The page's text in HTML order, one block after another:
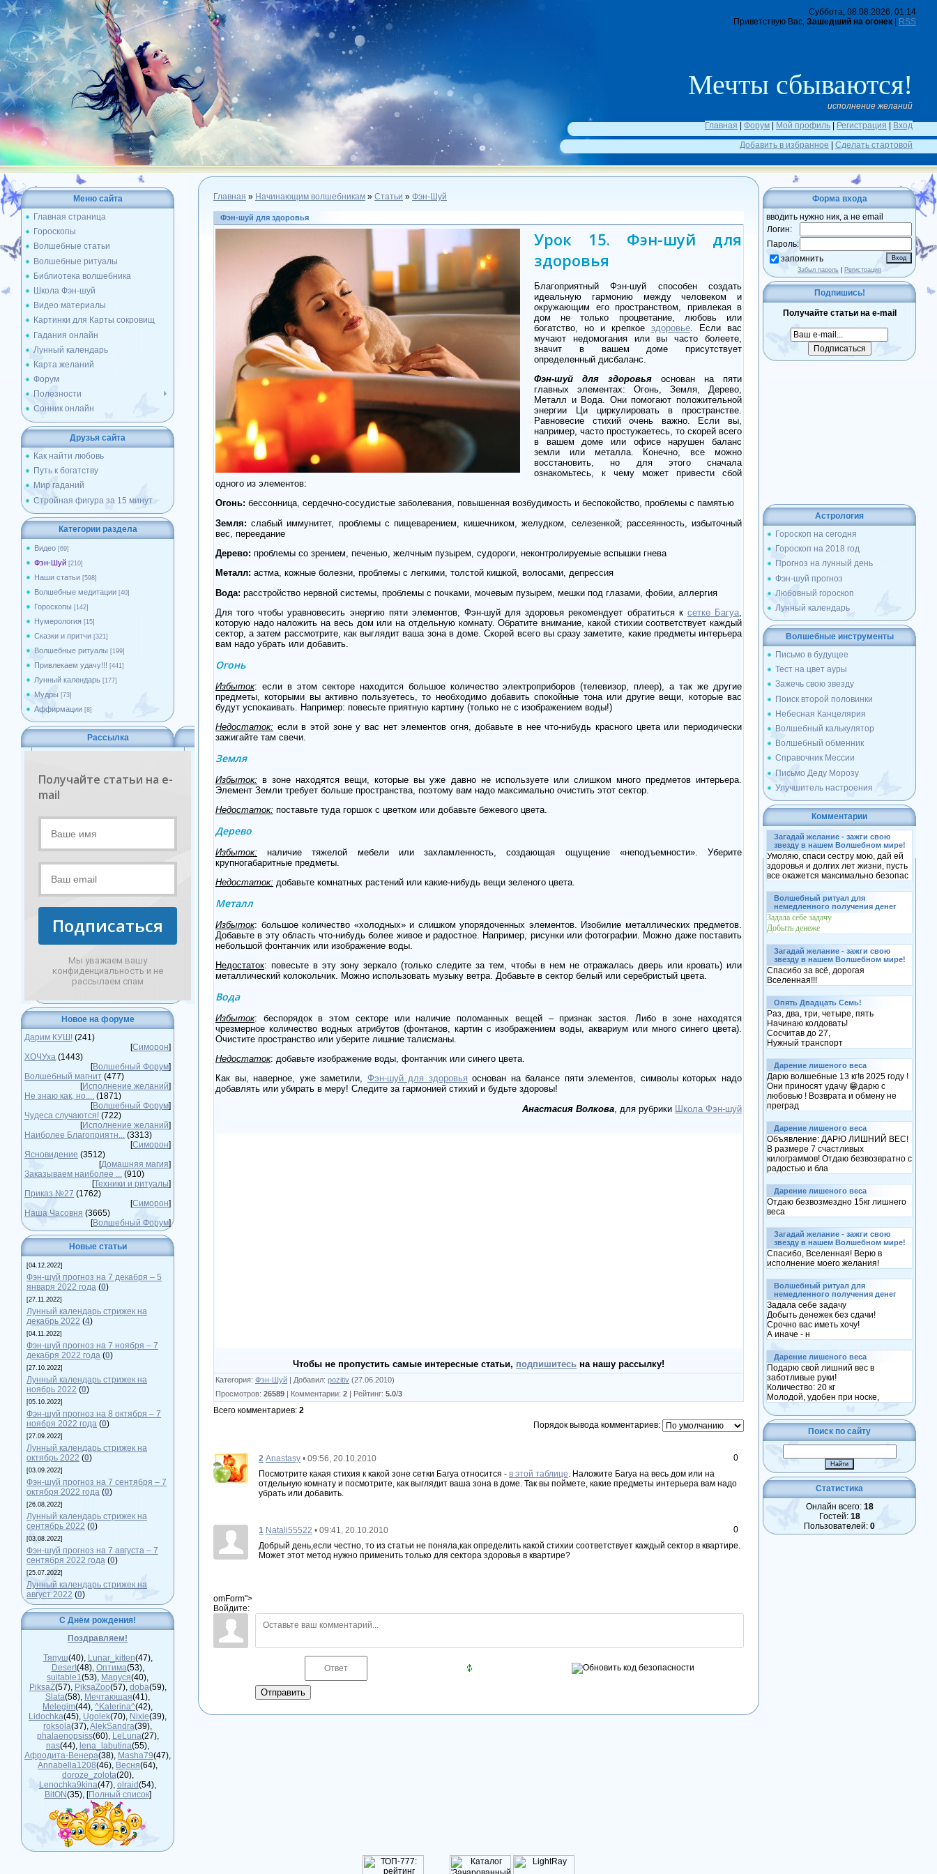
Суббота, 08.08.2026, 01:14
Приветствую Вас, Зашедший на огонек RSS
Мечты сбываются!
исполнение желаний
Главная
Форум Мой профиль Регистрация
Вход
Добавить в избранное
Сделать стартовой
Меню сайта
Главная страница
Гороскопы
Волшебные статьи
Волшебные ритуалы
Библиотека волшебника
Школа Фэн-шуй
Видео материалы
Картинки для Карты сокровищ
Гадания онлайн
Лунный календарь
Карта желаний
Форум
Полезности
Сонник онлайн
Друзья сайта
Как найти любовь
Путь к богатству
Мир гаданий
Стройная фигура за 15 минут
Категории раздела
Видео [69]
Фэн-Шуй [210]
Наши статьи [598]
Волшебные медитации [40]
Гороскопы [142]
Нумерология [15]
Сказки и притчи [321]
Волшебные ритуалы [199]
Привлекаем удачу!!! [441]
Лунный календарь [177]
Мудры [73]
Аффирмации [8]
Рассылка
Получайте статьи на e-
mail
Подписаться
Мы уважаем вашу
конфиденциальность и не
рассылаем спам
Новое на форуме
Дарим КУШ! (241)
[Симорон]
ХОЧУха (1443)
[Волшебный Форум]
Волшебный магнит (477)
[Исполнение желаний]
Не знаю как, но.... (1871)
[Волшебный Форум]
Чудеса случаются! (722)
[Исполнение желаний]
Наиболее Благоприятн... (3313)
[Симорон]
Ясновидение (3512)
[Домашняя магия]
Заказываем наиболее ... (910)
[Техники и ритуалы]
Приказ №27 (1762)
[Симорон]
Наша Часовня (3665)
[Волшебный Форум]
Новые статьи
[04.12.2022]
Фэн-шуй прогноз на 7 декабря – 5
января 2022 года (0)
[27.11.2022]
Лунный календарь стрижек на
декабрь 2022 (4)
[04.11.2022]
Фэн-шуй прогноз на 7 ноября – 7
декабря 2022 года (0)
[27.10.2022]
Лунный календарь стрижек на
ноябрь 2022 (0)
[05.10.2022]
Фэн-шуй прогноз на 8 октября – 7
ноября 2022 года (0)
[27.09.2022]
Лунный календарь стрижек на
октябрь 2022 (0)
[03.09.2022]
Фэн-шуй прогноз на 7 сентября – 7
октября 2022 года (0)
[26.08.2022]
Лунный календарь стрижек на
сентябрь 2022 (0)
[03.08.2022]
Фэн-шуй прогноз на 7 августа – 7
сентября 2022 года (0)
[25.07.2022]
Лунный календарь стрижек на
август 2022 (0)
С Днём рождения!
Поздравляем!
Тяпуш(40), Lunar_kitten(47),
Desert(48), Оптима(53),
suitable1(53), Маруся(40),
PiksaZ(57), PiksaZoo(57), doba(59),
Slata(58), Мечтающая(41),
Melegim(44), ^Katerina^(42),
Lidochka(45), Ugolek(70), Nixie(39),
roksola(37),AlekSandra(39),
phalaenopsiss(60), LeLuna(27),
nas(44), lena_labutina(55),
Афродита-Венера(38), Masha79(47),
Annabella1208(46), Весня(64),
doroze_zolota(20),
Lenochka9kina(47), olraid(54),
BitON(35), [Полный список]
Главная » Начинающим волшебникам » Статьи » Фэн-Шуй
Фэн-шуй для здоровья
Урок 15. Фэн-шуй для
здоровья
Благоприятный Фэн-шуй способен создать
идеальную гармонию между человеком и
окружающим его пространством, привлекая в
дом не только процветание, любовь или
богатство, но и крепкое здоровье. Если вас
мучают недомогания или вы часто болеете,
значит в вашем доме присутствует
определенный дисбаланс.
Фэн-шуй для здоровья основан на пяти
главных элементах: Огонь, Земля, Дерево,
Металл и Вода. Они помогают положительной
энергии Ци циркулировать в пространстве.
Равновесие стихий очень важно. Если вы,
например, часто простужаетесь, то скорей всего
в вашем доме или офисе нарушен баланс
земли или металла. Конечно, все можно
восстановить, но для этого сначала
ознакомьтесь, к чему может привести сбой
одного из элементов:
Огонь: бессонница, сердечно-сосудистые заболевания, повышенная возбудимость и беспокойство, проблемы с памятью
Земля: слабый иммунитет, проблемы с пищеварением, кишечником, желудком, селезенкой; рассеянность, избыточный
вес, переедание
Дерево: проблемы со зрением, печенью, желчным пузырем, судороги, неконтролируемые вспышки гнева
Металл: астма, кожные болезни, проблемы с легкими, толстой кишкой, волосами, депрессия
Вода: расстройство нервной системы, проблемы с почками, мочевым пузырем, мешки под глазами, фобии, аллергия
Для того чтобы уравновесить энергию пяти элементов, Фэн-шуй для здоровья рекомендует обратиться к сетке Багуа,
которую надо наложить на весь дом или на отдельную комнату. Обратите внимание, какой стихии соответствует каждый
сектор, а затем рассмотрите, как выглядит ваша зона в доме. Скорей всего вы сразу заметите, какие предметы интерьера
вам надо убрать или добавить.
Огонь
Избыток: если в этом секторе находится большое количество электроприборов (телевизор, плеер), а так же другие
предметы, которыми вы активно пользуетесь, то необходимо добавить спокойные тона или другие вещи, которые вас
будут успокаивать. Например: повесьте приятную картину (только не с изображением воды!)
Недостаток: если в этой зоне у вас нет элементов огня, добавьте в нее что-нибудь красного цвета или периодически
зажигайте там свечи.
Земля
Избыток: в зоне находятся вещи, которые вы уже давно не используете или слишком много предметов интерьера.
Элемент Земли требует больше пространства, поэтому вам надо максимально очистить этот сектор.
Недостаток: поставьте туда горшок с цветком или добавьте бежевого цвета.
Дерево
Избыток: наличие тяжелой мебели или захламленность, создающая ощущение «неподъемности». Уберите
крупногабаритные предметы.
Недостаток: добавьте комнатных растений или какие-нибудь вещи зеленого цвета.
Металл
Избыток: большое количество «холодных» и слишком упорядоченных элементов. Изобилие металлических предметов.
Добавьте в эту область что-нибудь более живое и радостное. Например, рисунки или фотографии. Можно даже поставить
небольшой фонтанчик или изображение воды.
Недостаток: повесьте в эту зону зеркало (только следите за тем, чтобы в нем не отражалась дверь или кровать) или
металлический колокольчик. Можно использовать музыку ветра. Добавьте в сектор белый или серебристый цвета.
Вода
Избыток: беспорядок в этом секторе или наличие поломанных вещей – признак застоя. Либо в зоне находятся
чрезмерное количество водных атрибутов (фонтанов, картин с изображением воды, аквариум или много синего цвета).
Очистите пространство или уберите лишние талисманы.
Недостаток: добавьте изображение воды, фонтанчик или синего цвета.
Как вы, наверное, уже заметили, Фэн-шуй для здоровья основан на балансе пяти элементов, символы которых надо
добавлять или убирать в меру! Следите за гармонией стихий и будьте здоровы!
Анастасия Волкова , для рубрики Школа Фэн-шуй
Чтобы не пропустить самые интересные статьи, подпишитесь на нашу рассылку!
Категория: Фэн-Шуй | Добавил: pozitiv (27.06.2010)
Просмотров: 26589 | Комментарии: 2 | Рейтинг: 5.0/3
Всего комментариев: 2
Порядок вывода комментариев:
0
2 Anastasy • 09:56, 20.10.2010
Посмотрите какая стихия к какой зоне сетки Багуа относится - в этой таблице. Наложите Багуа на весь дом или на
отдельную комнату и посмотрите, как выглядит ваша зона в доме. Так вы поймете, какие предметы интерьера вам надо
убрать или добавить.
0
1 Natali55522 • 09:41, 20.10.2010
Добрый день,если честно, то из статьи не поняла,как определить какой стихии соответствует каждый сектор в квартире.
Может этот метод нужно применить только для сектора здоровья в квартире?
omForm">
Войдите:
Отправить
Форма входа
вводить нужно ник, а не email
Логин:
Пароль:
запомнить
Забыл пароль Регистрация
Подпишись!
Получайте статьи на e-mail
Астрология
Гороскоп на сегодня
Гороскоп на 2018 год
Прогноз на лунный день
Фэн-шуй прогноз
Любовный гороскоп
Лунный календарь
Волшебные инструменты
Письмо в будущее
Тест на цвет ауры
Зажечь свою звезду
Поиск второй половинки
Небесная Канцелярия
Волшебный калькулятор
Волшебный обменник
Справочник Мессии
Письмо Деду Морозу
Улучшитель настроения
Комментарии
Загадай желание - зажги свою
звезду в нашем Волшебном мире!
Умоляю, спаси сестру мою, дай ей
здоровья и долгих лет жизни, пусть
все окажется максимально безопас
Волшебный ритуал для
немедленного получения денег
Задала себе задачу
Добыть денеже
Загадай желание - зажги свою
звезду в нашем Волшебном мире!
Спасибо за всё, дорогая
Вселенная!!!
Опять Двадцать Семь!
Раз, два, три, четыре, пять
Начинаю колдовать!
Сосчитав до 27,
Нужный транспорт
Дарение лишеного веса
Дарю волшебные 13 кг!в 2025 году !
Они приносят удачу 😁дарю с
любовью ! Возврата и обмену не
преград
Дарение лишеного веса
Объявление: ДАРЮ ЛИШНИЙ ВЕС!
В размере 7 счастливых
килограммов! Отдаю безвозвратно с
радостью и бла
Дарение лишеного веса
Отдаю безвозмездно 15кг лишнего
веса
Загадай желание - зажги свою
звезду в нашем Волшебном мире!
Спасибо, Вселенная! Верю в
исполнение моего желания!
Волшебный ритуал для
немедленного получения денег
Задала себе задачу
Добыть денежек без сдачи!
Срочно вас иметь хочу!
А иначе - н
Дарение лишеного веса
Подарю свой лишний вес в
заботливые руки!
Количество: 20 кг
Молодой, удобен при носке,
Поиск по сайту
Статистика
Онлайн всего: 18
Гостей: 18
Пользователей: 0